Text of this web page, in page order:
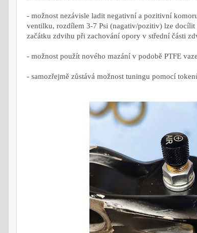
- možnost nezávisle ladit negativní a pozitivní
ventilku, rozdílem 3-7 Psi (nagativ/pozitiv) lze
začátku zdvihu při zachování opory v střední části
- možnost použít nového mazání v podobě PTFE
- samozřejmě zůstává možnost tuningu pomocí